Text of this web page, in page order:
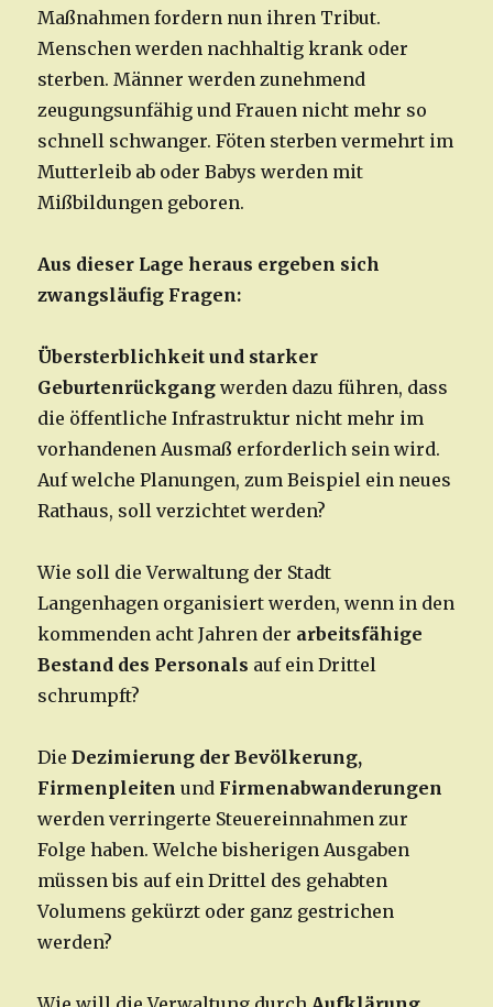
Maßnahmen fordern nun ihren Tribut.
Menschen werden nachhaltig krank oder
sterben. Männer werden zunehmend
zeugungsunfähig und Frauen nicht mehr so
schnell schwanger. Föten sterben vermehrt im
Mutterleib ab oder Babys werden mit
Mißbildungen geboren.
Aus dieser Lage heraus ergeben sich
zwangsläufig Fragen:
Übersterblichkeit und starker
Geburtenrückgang werden dazu führen, dass
die öffentliche Infrastruktur nicht mehr im
vorhandenen Ausmaß erforderlich sein wird.
Auf welche Planungen, zum Beispiel ein neues
Rathaus, soll verzichtet werden?
Wie soll die Verwaltung der Stadt
Langenhagen organisiert werden, wenn in den
kommenden acht Jahren der arbeitsfähige
Bestand des Personals auf ein Drittel
schrumpft?
Die Dezimierung der Bevölkerung,
Firmenpleiten und Firmenabwanderungen
werden verringerte Steuereinnahmen zur
Folge haben. Welche bisherigen Ausgaben
müssen bis auf ein Drittel des gehabten
Volumens gekürzt oder ganz gestrichen
werden?